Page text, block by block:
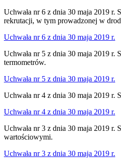
Uchwała nr 6 z dnia 30 maja 2019
rekrutacji, w tym prowadzonej w
Uchwała nr 6 z dnia 30 maja 2019 r.
Uchwała nr 5 z dnia 30 maja 2019
termometrów.
Uchwała nr 5 z dnia 30 maja 2019 r.
Uchwała nr 4 z dnia 30 maja 2019
Uchwała nr 4 z dnia 30 maja 2019 r.
Uchwała nr 3 z dnia 30 maja 2019
wartościowymi.
Uchwała nr 3 z dnia 30 maja 2019 r.